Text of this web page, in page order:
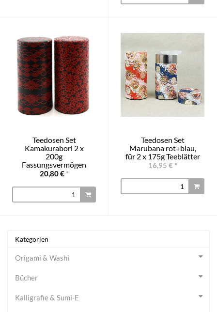
Teedosen Set
Kamakurabori 2 x
200g
Fassungsvermögen
20,80 € *
Teedosen Set
Marubana rot+blau,
für 2 x 175g Teeblätter
16,95 € *
Kategorien
Origami & Washi
Bücher
Kalligrafie & Sumi-E